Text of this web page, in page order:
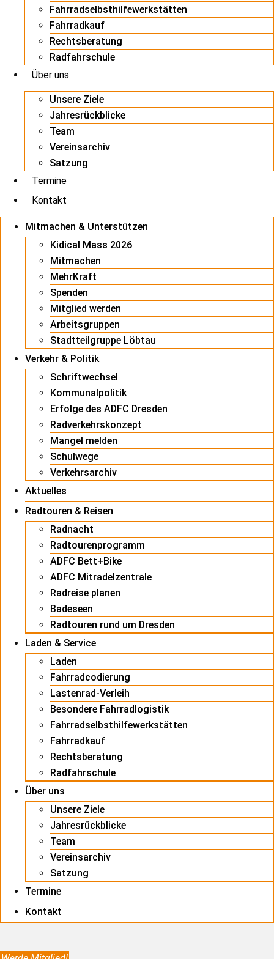
Fahrradselbsthilfewerkstätten
Fahrradkauf
Rechtsberatung
Radfahrschule
Über uns
Unsere Ziele
Jahresrückblicke
Team
Vereinsarchiv
Satzung
Termine
Kontakt
Mitmachen & Unterstützen
Kidical Mass 2026
Mitmachen
MehrKraft
Spenden
Mitglied werden
Arbeitsgruppen
Stadtteilgruppe Löbtau
Verkehr & Politik
Schriftwechsel
Kommunalpolitik
Erfolge des ADFC Dresden
Radverkehrskonzept
Mangel melden
Schulwege
Verkehrsarchiv
Aktuelles
Radtouren & Reisen
Radnacht
Radtourenprogramm
ADFC Bett+Bike
ADFC Mitradelzentrale
Radreise planen
Badeseen
Radtouren rund um Dresden
Laden & Service
Laden
Fahrradcodierung
Lastenrad-Verleih
Besondere Fahrradlogistik
Fahrradselbsthilfewerkstätten
Fahrradkauf
Rechtsberatung
Radfahrschule
Über uns
Unsere Ziele
Jahresrückblicke
Team
Vereinsarchiv
Satzung
Termine
Kontakt